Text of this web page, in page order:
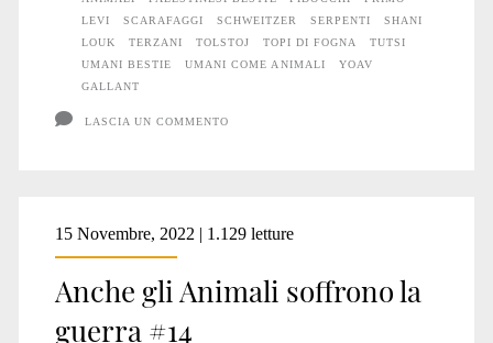
LEVI
SCARAFAGGI SCHWEITZER SERPENTI
SHANI
LOUK
TERZANI TOLSTOJ TOPI DI FOGNA
TUTSI
UMANI BESTIE
UMANI COME ANIMALI
YOAV
GALLANT
LASCIA UN COMMENTO
15 Novembre, 2022 | 1.129 letture
Anche gli Animali soffrono la
guerra #14